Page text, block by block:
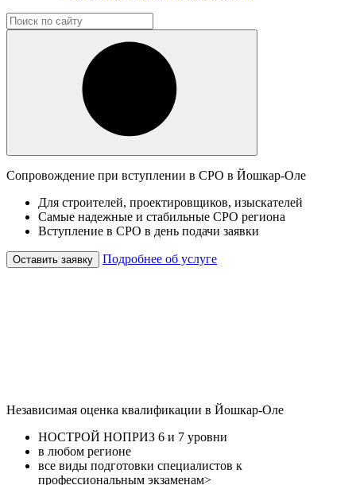
Сопровождение при вступлении в СРО в Йошкар-Оле
Для строителей, проектировщиков, изыскателей
Самые надежные и стабильные СРО региона
Вступление в СРО в день подачи заявки
Оставить заявку Подробнее об услуге
Независимая оценка квалификации в Йошкар-Оле
НОСТРОЙ НОПРИЗ 6 и 7 уровни
в любом регионе
все виды подготовки специалистов к
профессиональным экзаменам>